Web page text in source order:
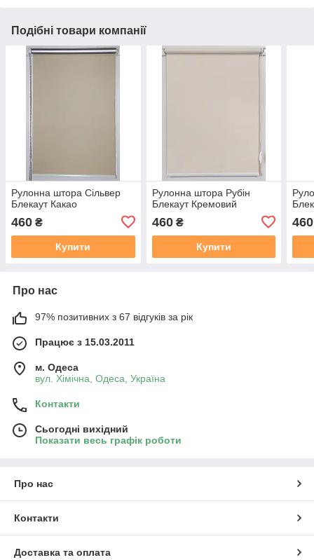
Подібні товари компанії
Рулонна штора Сільвер
Блекаут Какао
460 ₴
Купити
Рулонна штора Рубін
Блекаут Кремовий
460₴
Купити
460
Про нас
97% позитивних з 67 відгуків за рік
Працює з 15.03.2011
м. Одеса
вул. Хiмiчна, Одеса, Україна
Контакти
Сьогодні вихідний
Показати весь графік роботи
Про нас
Контакти
Доставка та оплата